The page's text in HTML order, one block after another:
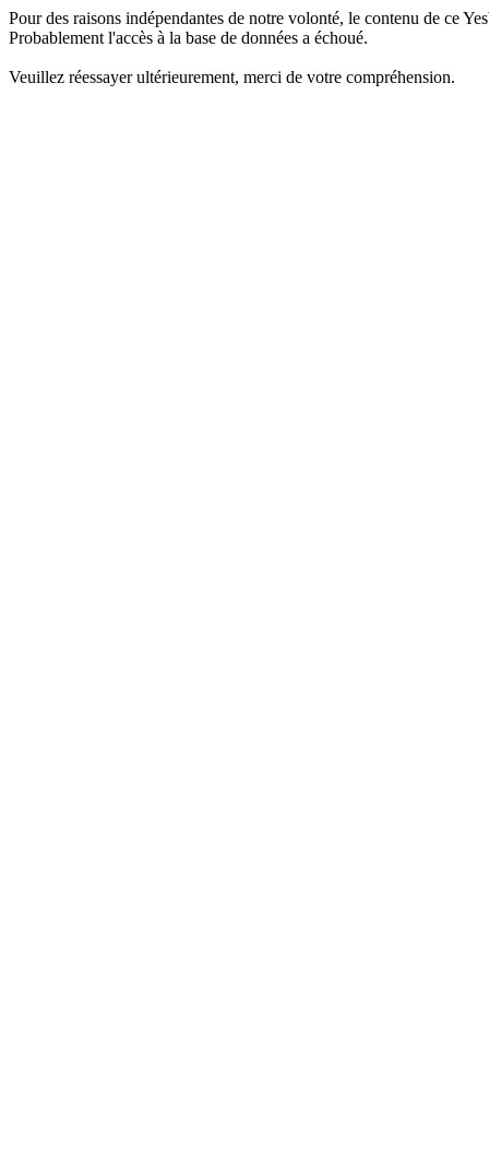
Pour des raisons indépendantes de notre volonté, le contenu de ce
Probablement l'accès à la base de données a échoué.
Veuillez réessayer ultérieurement, merci de votre compréhension.